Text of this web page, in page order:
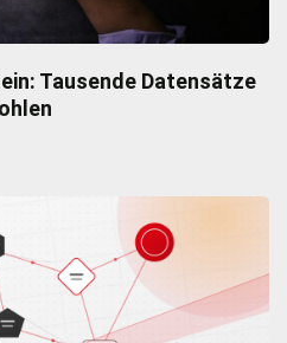
Tausende Datensätze